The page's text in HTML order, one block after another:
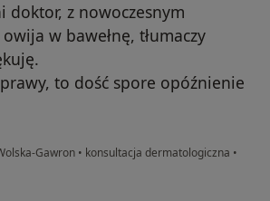
doktor, z nowoczesnym
w bawełnę, tłumaczy
to dość spore opóźnienie
Gawron • konsultacja dermatologiczna •